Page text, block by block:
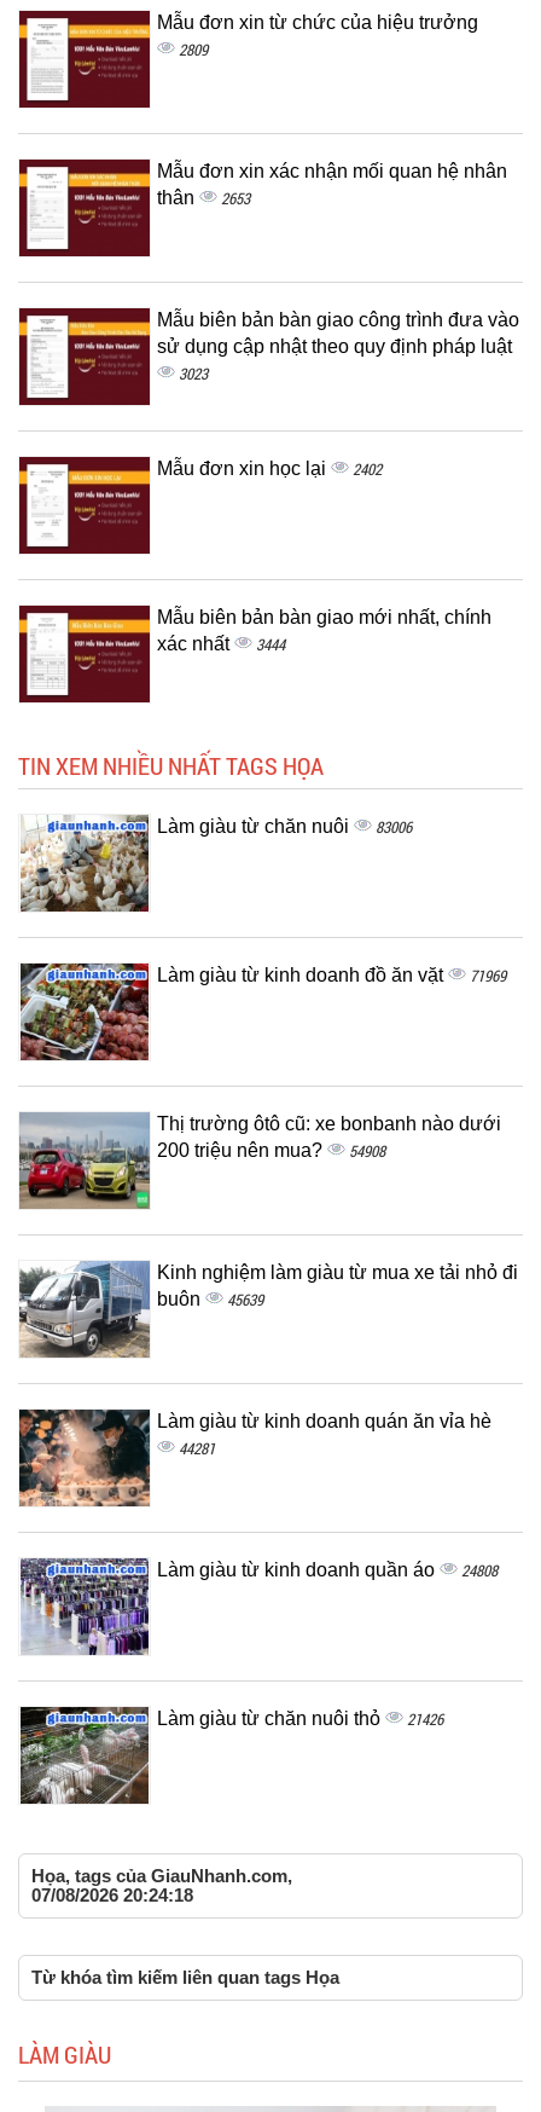
Mẫu đơn xin từ chức của hiệu trưởng
2809
Mẫu đơn xin xác nhận mối quan hệ nhân
thân
2653
Mẫu biên bản bàn giao công trình đưa vào
sử dụng cập nhật theo quy định pháp luật
3023
Mẫu đơn xin học lại 2402
Mẫu biên bản bàn giao mới nhất, chính
xác nhất
3444
TIN XEM NHIỀU NHẤT TAGS HỌA
Làm giàu từ chăn nuôi 83006
Làm giàu từ kinh doanh đồ ăn vặt 71969
Thị trường ôtô cũ: xe bonbanh nào dưới
200 triệu nên mua?
54908
Kinh nghiệm làm giàu từ mua xe tải nhỏ đi
buôn
45639
Làm giàu từ kinh doanh quán ăn vỉa hè
44281
Làm giàu từ kinh doanh quần áo 24808
Làm giàu từ chăn nuôi thỏ 21426
Họa, tags của GiauNhanh.com,
07/08/2026 20:24:18
Từ khóa tìm kiếm liên quan tags Họa
LÀM GIÀU